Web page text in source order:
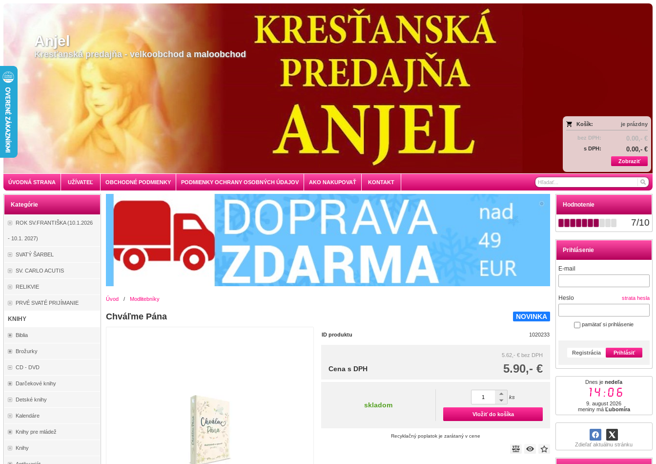
Košík: je prázdny
bez DPH: 0.00,- €
s DPH: 0.00,- €
Zobraziť
Anjel
Kresťanská predajňa - velkoobchod a maloobchod
ÚVODNÁ STRANA UŽÍVATEĽ OBCHODNÉ PODMIENKY PODMIENKY OCHRANY OSOBNÝCH ÚDAJOV AKO NAKUPOVAŤ KONTAKT
Kategórie
ROK SV.FRANTIŠKA (10.1.2026
- 10.1. 2027)
SVATÝ ŠARBEL
SV. CARLO ACUTIS
RELIKVIE
PRVÉ SVATÉ PRIJÍMANIE
KNIHY
Biblia
Brožurky
CD - DVD
Darčekové knihy
Detské knihy
Kalendáre
Knihy pre mládež
Knihy
Hodnotenie
7/10
Prihlásenie
E-mail
Heslo strata hesla
pamätať si prihlásenie
Registrácia Prihlásiť
Dnes jenedeľa
14:06
9. august 2026
meniny má Ľubomíra
Zdieľať aktuálnu stránku
Úvod / Modlitebníky
NOVINKA
Chváľme Pána
ID produktu 1020233
5.62,- € bez DPH
5.90,- €
Cena s DPH
skladom
ks
Vložiť do košíka
Recyklačný poplatok je zarátaný v cene